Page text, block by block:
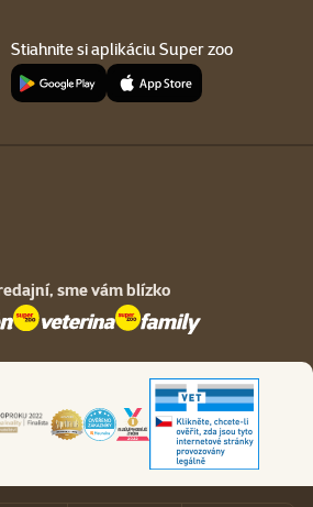
Stiahnite si aplikáciu Super zoo
sme vám blízko